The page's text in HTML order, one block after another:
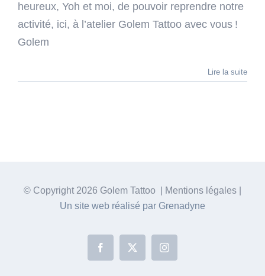
heureux, Yoh et moi, de pouvoir reprendre notre
activité, ici, à l’atelier Golem Tattoo avec vous !
Golem
Lire la suite
© Copyright 2026 Golem Tattoo | Mentions légales |
Un site web réalisé par Grenadyne
Facebook
X Instagram